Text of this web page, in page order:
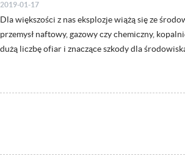
2019-01-17
Dla większości z nas eksplozje wiążą się ze
przemysł naftowy, gazowy czy chemiczny,
dużą liczbę ofiar i znaczące szkody dla